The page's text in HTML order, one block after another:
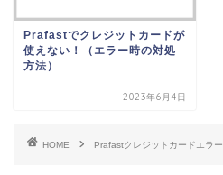
Prafastでクレジットカードが
使えない！（エラー時の対処
方法）
2023年6月4日
HOME Prafastクレジットカードエラー